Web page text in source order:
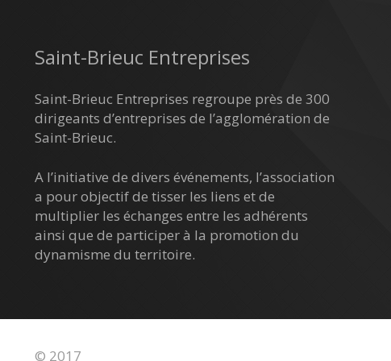
Saint-Brieuc Entreprises
Saint-Brieuc Entreprises regroupe près de 300
dirigeants d’entreprises de l’agglomération de
Saint-Brieuc.
A l’initiative de divers événements, l’association
a pour objectif de tisser les liens et de
multiplier les échanges entre les adhérents
ainsi que de participer à la promotion du
dynamisme du territoire.
© 2017